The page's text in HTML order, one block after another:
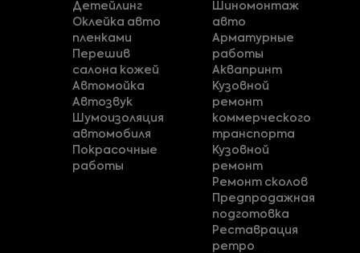
Детейлинг
Оклейка авто
пленками
Перешив
салона кожей
Автомойка
Автозвук
Шумоизоляция
автомобиля
Покрасочные
работы
Шиномонтаж
авто
Арматурные
работы
Аквапринт
Кузовной
ремонт
коммерческого
транспорта
Кузовной
ремонт
Ремонт сколов
Предпродажная
подготовка
Реставрация
ретро